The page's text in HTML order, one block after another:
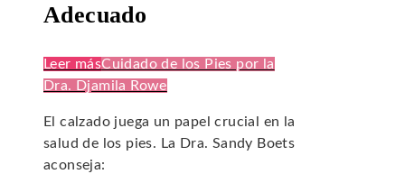
Adecuado
Leer másCuidado de los Pies por la
Dra. Djamila Rowe
El calzado juega un papel crucial en la
salud de los pies. La Dra. Sandy Boets
aconseja: